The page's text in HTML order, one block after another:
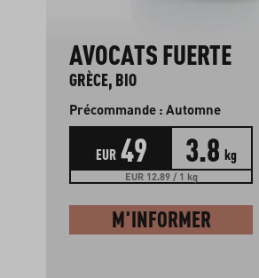
AVOCATS FUERTE
GRÈCE, BIO
Précommande : Automne
EUR 49 3.8 kg
EUR 12.89 / 1 kg
M'INFORMER